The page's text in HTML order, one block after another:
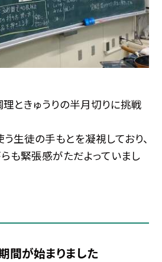
ときゅうりの半月切りに挑戦
生徒の手もとを凝視しており、
も緊張感がただよっていまし
間が始まりました